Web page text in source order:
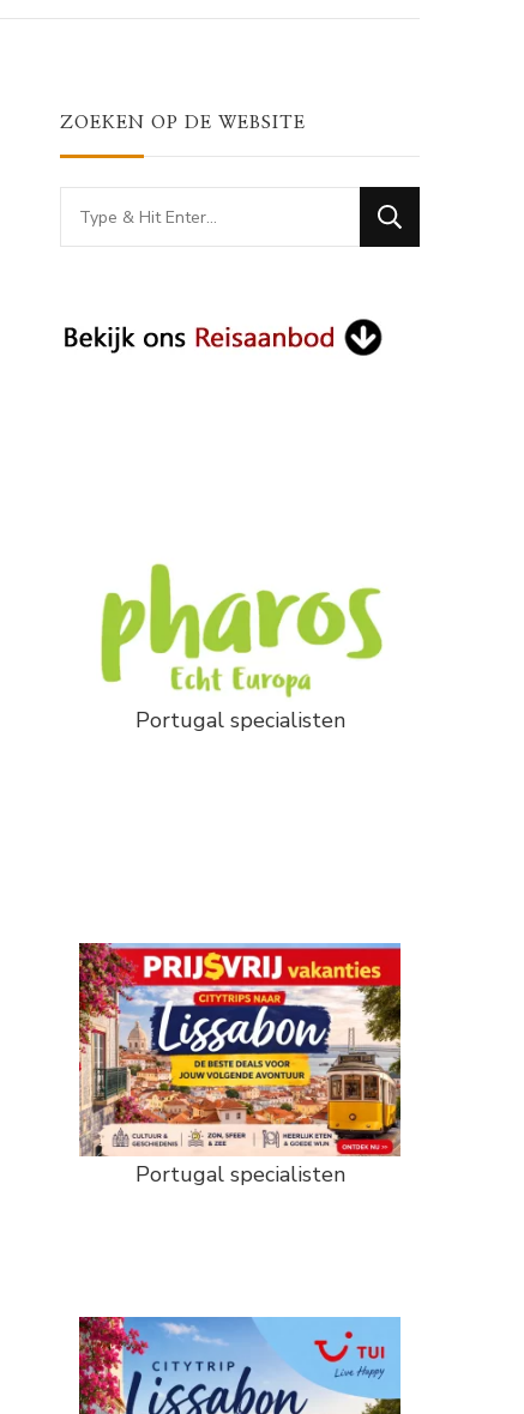
ZOEKEN OP DE WEBSITE
Looking
for
Portugal specialisten
Portugal specialisten